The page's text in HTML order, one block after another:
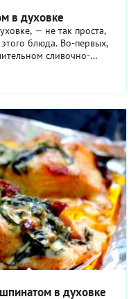
в духовке
— не так проста,
блюда. Во-первых,
сливочно-
тягучую шапочку из
кто опробует наш
блюда — не
сочные помидоры,
на сковороде.
запекается рыба, —
ароматами.
в духовке